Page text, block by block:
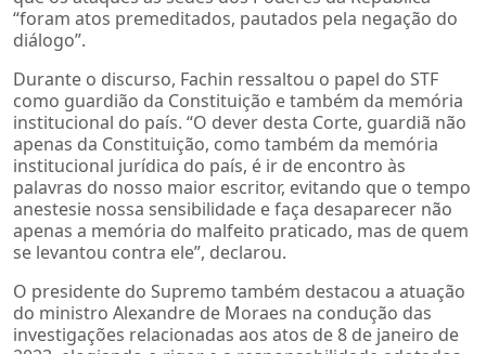
“foram atos premeditados, pautados pela negação do
diálogo”.
Durante o discurso, Fachin ressaltou o papel do STF
como guardião da Constituição e também da memória
institucional do país. “O dever desta Corte, guardiã não
apenas da Constituição, como também da memória
institucional jurídica do país, é ir de encontro às
palavras do nosso maior escritor, evitando que o tempo
anestesie nossa sensibilidade e faça desaparecer não
apenas a memória do malfeito praticado, mas de quem
se levantou contra ele”, declarou.
O presidente do Supremo também destacou a atuação
do ministro Alexandre de Moraes na condução das
investigações relacionadas aos atos de 8 de janeiro de